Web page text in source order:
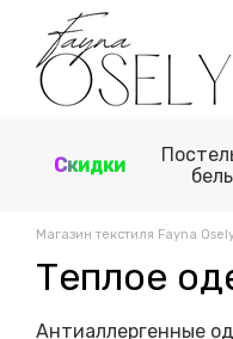
Перейти к основному
Скидки
Магазин текстиля Fayna
Теплое
Антиаллергенные